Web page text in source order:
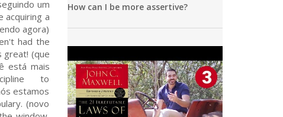
How can I be more assertive?